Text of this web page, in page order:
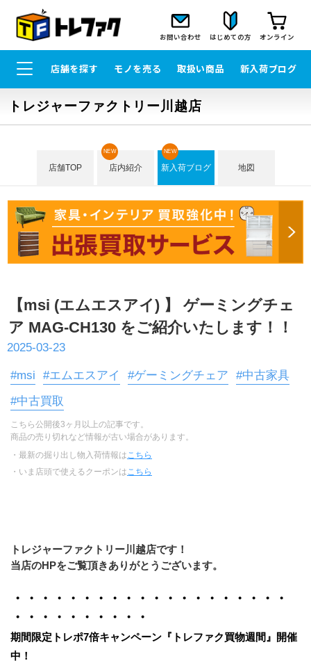
お問い合わせ はじめての方 オンライン
店舗を探す モノを売る 取扱い商品 新入荷ブログ
トレジャーファクトリー川越店
店舗TOP 店内紹介
NEW
新入荷ブログ
NEW
地図
【msi (エムエスアイ) 】 ゲーミングチェ
ア MAG-CH130 をご紹介いたします！！
2025-03-23
#msi #エムエスアイ #ゲーミングチェア
#中古家具
#中古買取
こちら公開後3ヶ月以上の記事です。
商品の売り切れなど情報が古い場合があります。
・最新の掘り出し物入荷情報はこちら
・いま店頭で使えるクーポンはこちら
トレジャーファクトリー川越店です！
当店のHPをご覧頂きありがとうございます。
・・・・・・・・・・・・・・・・・・・・
・・・・・・・・・・
期間限定トレポ7倍キャンペーン『トレファク買物週間』開催
中！